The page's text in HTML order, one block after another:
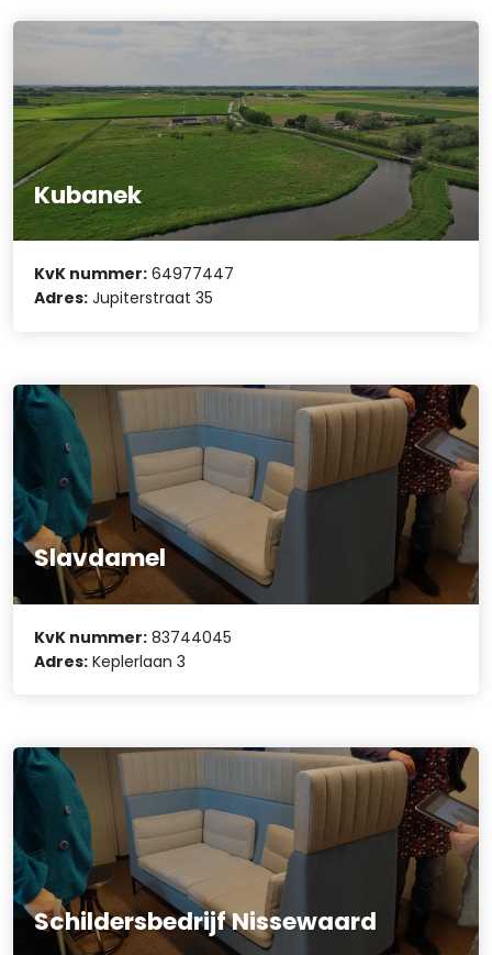
Kubanek
KvK nummer: 64977447
Adres: Jupiterstraat 35
Slavdamel
KvK nummer: 83744045
Adres: Keplerlaan 3
Schildersbedrijf Nissewaard